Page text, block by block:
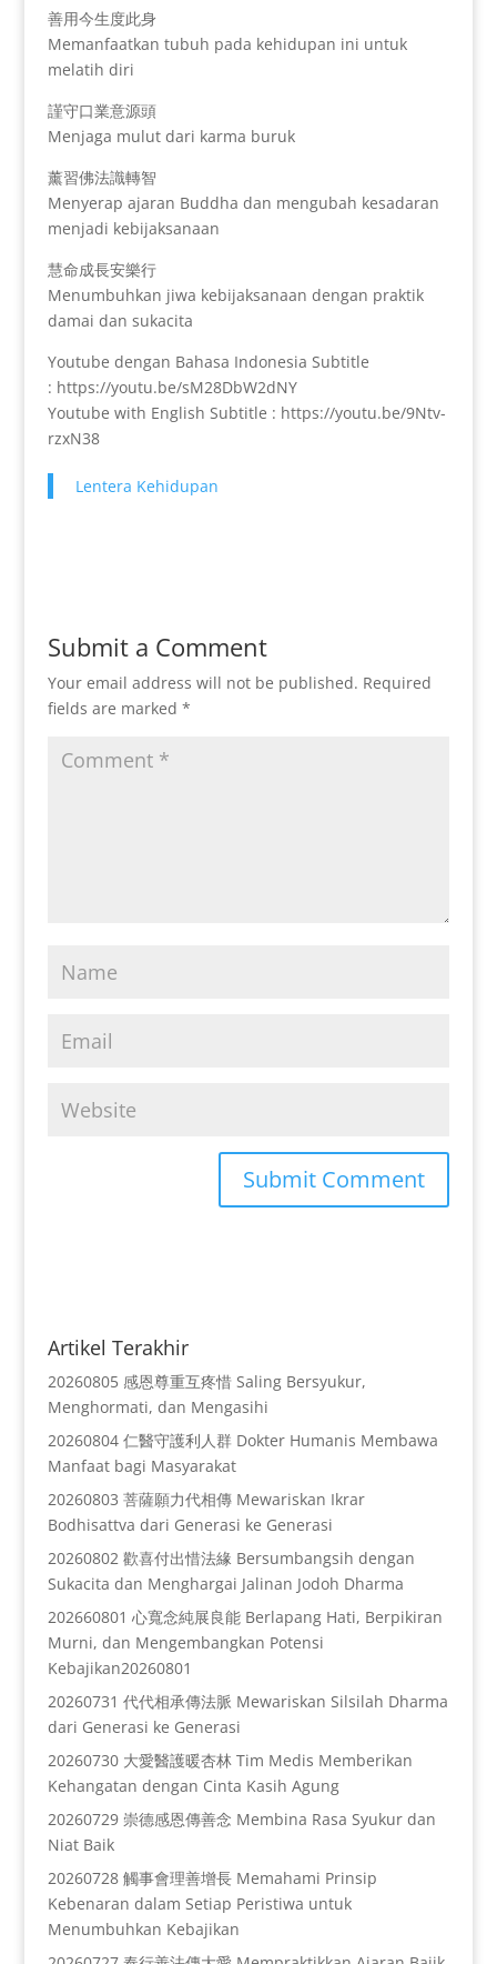
善用今生度此身
Memanfaatkan tubuh pada kehidupan ini untuk
melatih diri
謹守口業意源頭
Menjaga mulut dari karma buruk
薰習佛法識轉智
Menyerap ajaran Buddha dan mengubah kesadaran
menjadi kebijaksanaan
慧命成長安樂行
Menumbuhkan jiwa kebijaksanaan dengan praktik
damai dan sukacita
Youtube dengan Bahasa Indonesia Subtitle
: https://youtu.be/sM28DbW2dNY
Youtube with English Subtitle : https://youtu.be/9Ntv-
rzxN38
Lentera Kehidupan
Submit a Comment
Your email address will not be published. Required
fields are marked *
Artikel Terakhir
20260805 感恩尊重互疼惜 Saling Bersyukur,
Menghormati, dan Mengasihi
20260804 仁醫守護利人群 Dokter Humanis Membawa
Manfaat bagi Masyarakat
20260803 菩薩願力代相傳 Mewariskan Ikrar
Bodhisattva dari Generasi ke Generasi
20260802 歡喜付出惜法緣 Bersumbangsih dengan
Sukacita dan Menghargai Jalinan Jodoh Dharma
202660801 心寬念純展良能 Berlapang Hati, Berpikiran
Murni, dan Mengembangkan Potensi
Kebajikan20260801
20260731 代代相承傳法脈 Mewariskan Silsilah Dharma
dari Generasi ke Generasi
20260730 大愛醫護暖杏林 Tim Medis Memberikan
Kehangatan dengan Cinta Kasih Agung
20260729 崇德感恩傳善念 Membina Rasa Syukur dan
Niat Baik
20260728 觸事會理善增長 Memahami Prinsip
Kebenaran dalam Setiap Peristiwa untuk
Menumbuhkan Kebajikan